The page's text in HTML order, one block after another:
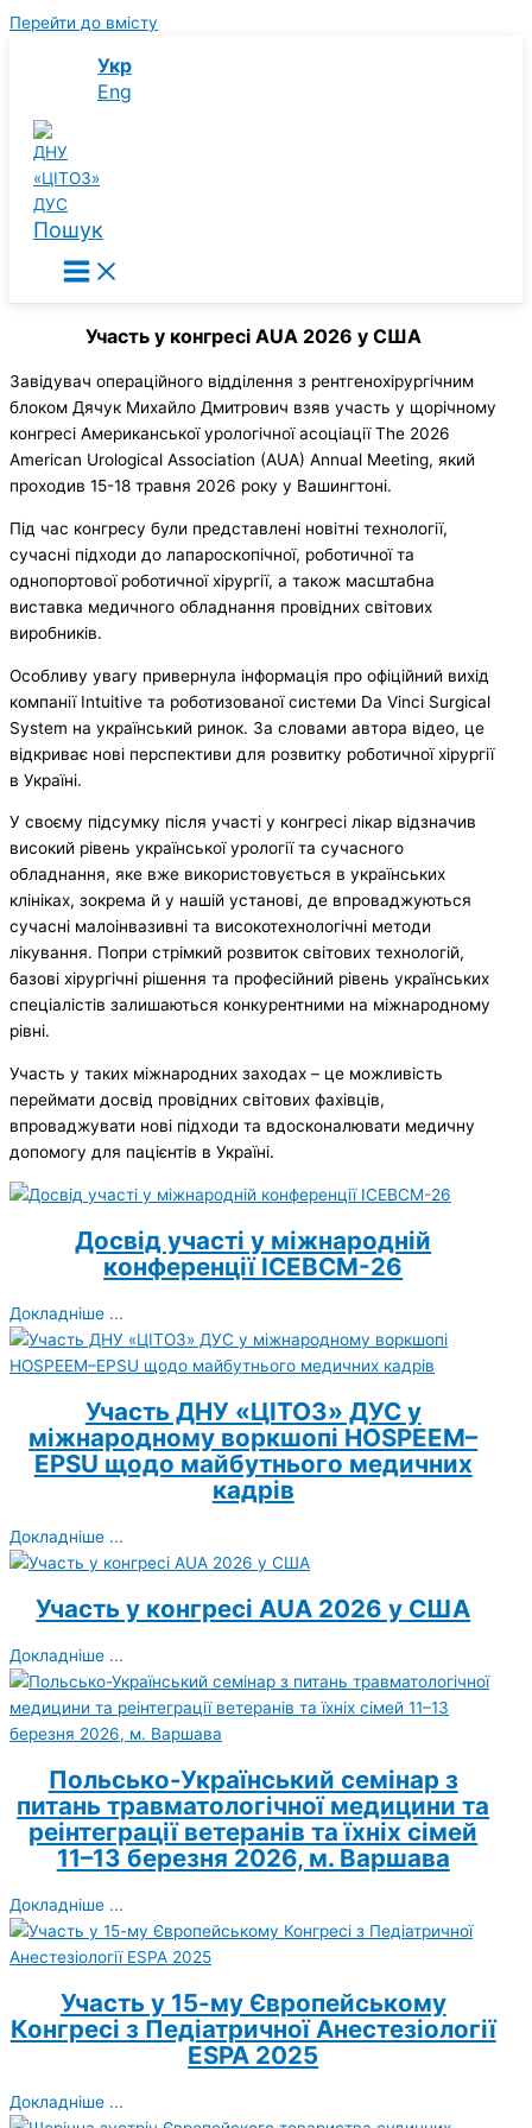
Перейти до вмісту
Укр
Eng
Пошук
Участь у конгресі AUA 2026 у США
Завідувач операційного відділення з рентгенохірургічним
блоком Дячук Михайло Дмитрович взяв участь у щорічному
конгресі Американської урологічної асоціації The 2026
American Urological Association (AUA) Annual Meeting, який
проходив 15-18 травня 2026 року у Вашингтоні.
Під час конгресу були представлені новітні технології,
сучасні підходи до лапароскопічної, роботичної та
однопортової роботичної хірургії, а також масштабна
виставка медичного обладнання провідних світових
виробників.
Особливу увагу привернула інформація про офіційний вихід
компанії Intuitive та роботизованої системи Da Vinci Surgical
System на український ринок. За словами автора відео, це
відкриває нові перспективи для розвитку роботичної хірургії
в Україні.
У своєму підсумку після участі у конгресі лікар відзначив
високий рівень української урології та сучасного
обладнання, яке вже використовується в українських
клініках, зокрема й у нашій установі, де впроваджуються
сучасні малоінвазивні та високотехнологічні методи
лікування. Попри стрімкий розвиток світових технологій,
базові хірургічні рішення та професійний рівень українських
спеціалістів залишаються конкурентними на міжнародному
рівні.
Участь у таких міжнародних заходах – це можливість
переймати досвід провідних світових фахівців,
впроваджувати нові підходи та вдосконалювати медичну
допомогу для пацієнтів в Україні.
Досвід участі у міжнародній
конференції ICEBCM-26
Докладніше ...
Участь ДНУ «ЦІТОЗ» ДУС у
міжнародному воркшопі HOSPEEM–
EPSU щодо майбутнього медичних
кадрів
Докладніше ...
Участь у конгресі AUA 2026 у США
Докладніше ...
Польсько-Український семінар з
питань травматологічної медицини та
реінтеграції ветеранів та їхніх сімей
11–13 березня 2026, м. Варшава
Докладніше ...
Участь у 15-му Європейському
Конгресі з Педіатричної Анестезіології
ESPA 2025
Докладніше ...